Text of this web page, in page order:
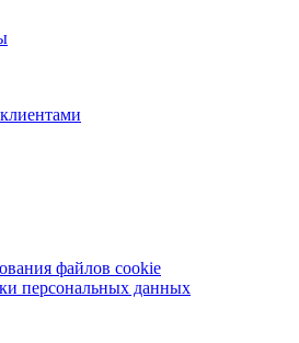
файлов cookie
персональных данных